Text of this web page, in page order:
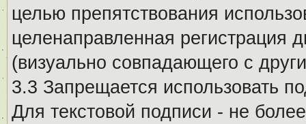
целью препятствования
целенаправленная регистрация
(визуально совпадающего с
3.3 Запрещается использовать
Для текстовой подписи - не